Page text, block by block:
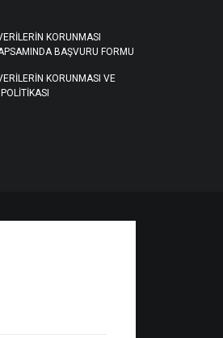
KORUNMASI
BAŞVURU FORMU
KORUNMASI VE